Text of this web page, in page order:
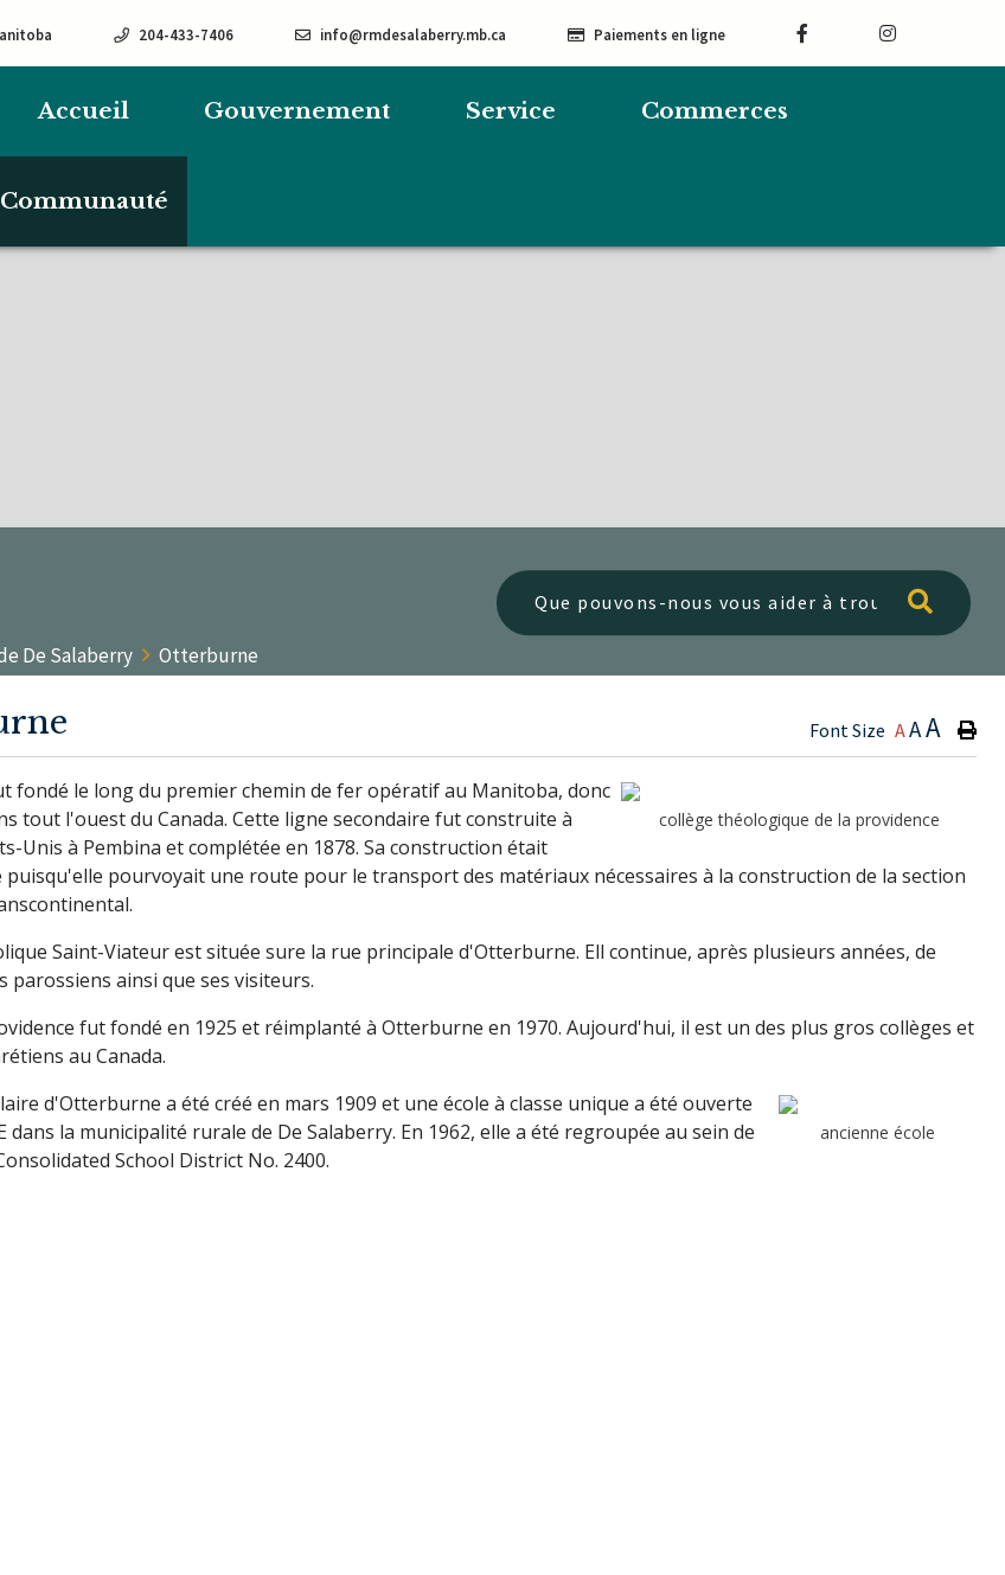
204-433-7406 info@rmdesalaberry.mb.ca Paiements en ligne
Accueil Gouvernement Service Commerces
Communauté
De Salaberry Otterburne
Type
Font Size AAA
collège théologique de la providence
fondé le long du premier chemin de fer opératif au Manitoba, donc
tout l'ouest du Canada. Cette ligne secondaire fut construite à
Unis à Pembina et complétée en 1878. Sa construction était
puisqu'elle pourvoyait une route pour le transport des matériaux nécessaires à la construction de la section
Saint-Viateur est située sure la rue principale d'Otterburne. Ell continue, après plusieurs années, de
parossiens ainsi que ses visiteurs.
fut fondé en 1925 et réimplanté à Otterburne en 1970. Aujourd'hui, il est un des plus gros collèges et
au Canada.
ancienne école
d'Otterburne a été créé en mars 1909 et une école à classe unique a été ouverte
dans la municipalité rurale de De Salaberry. En 1962, elle a été regroupée au sein de
School District No. 2400.